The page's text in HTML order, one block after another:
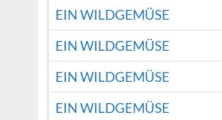
EIN WILDGEMÜSE
EIN WILDGEMÜSE
EIN WILDGEMÜSE
EIN WILDGEMÜSE